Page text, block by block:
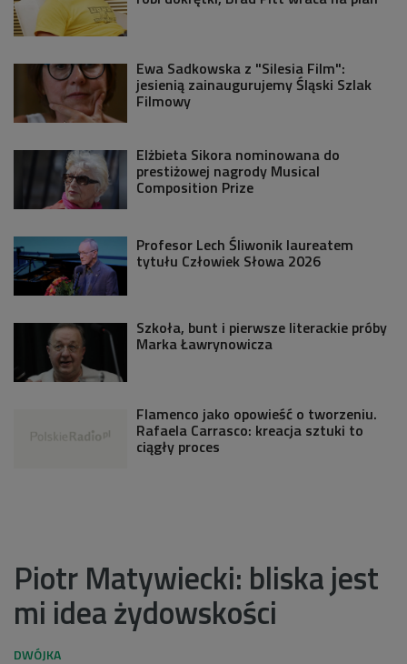
Ewa Sadkowska z "Silesia Film":
jesienią zainaugurujemy Śląski Szlak
Filmowy
Elżbieta Sikora nominowana do
prestiżowej nagrody Musical
Composition Prize
Profesor Lech Śliwonik laureatem
tytułu Człowiek Słowa 2026
Szkoła, bunt i pierwsze literackie próby
Marka Ławrynowicza
Flamenco jako opowieść o tworzeniu.
Rafaela Carrasco: kreacja sztuki to
ciągły proces
Piotr Matywiecki: bliska jest
mi idea żydowskości